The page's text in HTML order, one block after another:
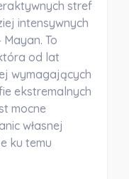
stref
intensywnych
Mayan. To
od lat
wymagających
ekstremalnych
mocne
własnej
ku temu